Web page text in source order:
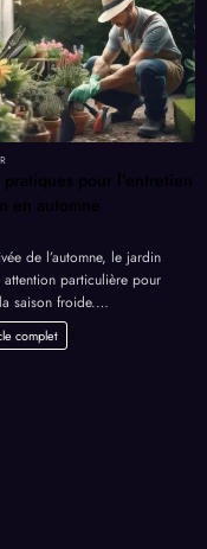
pratiques pour l’entretien
en automne
de l’automne, le jardin
attention particulière pour
saison froide.…
complet